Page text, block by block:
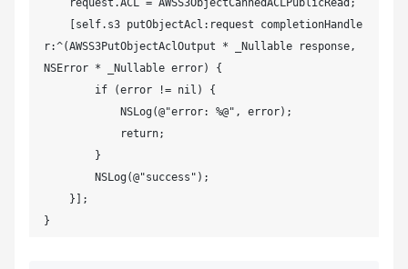
r:^(AWSS3PutObjectAclOutput * _Nullable response,
NSError * _Nullable error) {
}